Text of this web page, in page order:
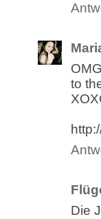
to
Die